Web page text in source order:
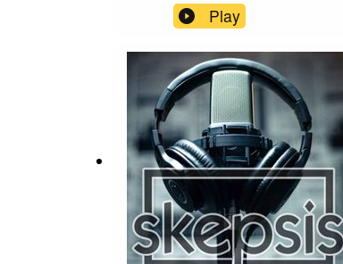
Development Goals eigenlijk
skepticus bij zichzelf kritisch op
Came to Rule. (2023)Verder
Danielle Timmermans: Feiten die
Play